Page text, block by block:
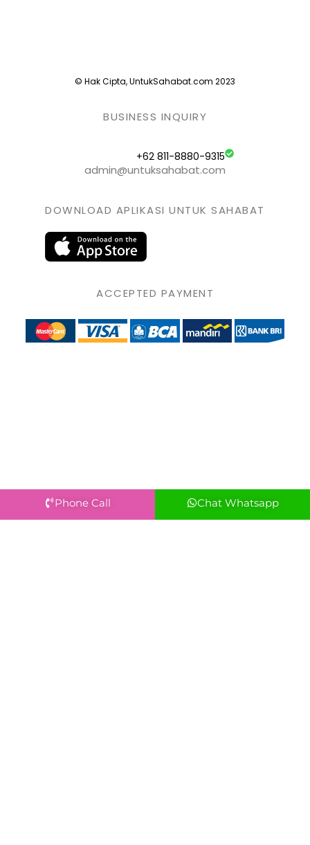
© Hak Cipta, UntukSahabat.com 2023
BUSINESS INQUIRY
+62 811-8880-9315
admin@untuksahabat.com
DOWNLOAD APLIKASI UNTUK SAHABAT
ACCEPTED PAYMENT
Phone Call Chat Whatsapp